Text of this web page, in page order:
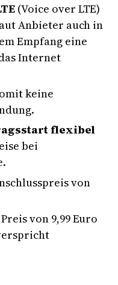
(Voice over LTE)
Anbieter auch in
Empfang eine
Internet
keine
flexibel
bei
von
von 9,99 Euro